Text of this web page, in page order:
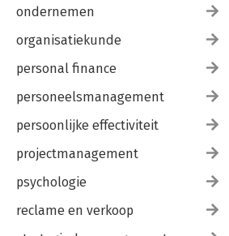
ondernemen
organisatiekunde
personal finance
personeelsmanagement
persoonlijke effectiviteit
projectmanagement
psychologie
reclame en verkoop